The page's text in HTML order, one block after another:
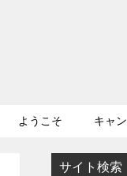
ようこそ キャ
サイト検索